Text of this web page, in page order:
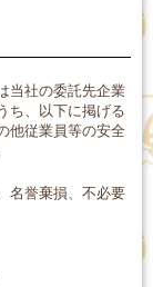
当社の委託先企業
ち、以下に掲げる
他従業員等の安全
名誉棄損、不必要